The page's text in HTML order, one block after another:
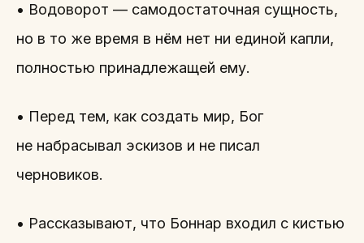
• Водоворот — самодостаточная сущность,
но в то же время в нём нет ни единой капли,
полностью принадлежащей ему.
• Перед тем, как создать мир, Бог
не набрасывал эскизов и не писал
черновиков.
• Рассказывают, что Боннар входил с кистью